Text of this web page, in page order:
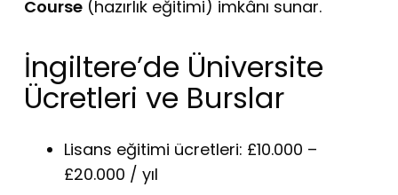
Course (hazırlık eğitimi) imkânı sunar.
İngiltere’de Üniversite
Ücretleri ve Burslar
Lisans eğitimi ücretleri: £10.000 –
£20.000 / yıl